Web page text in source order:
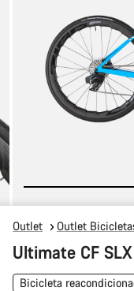
Outlet Outlet
Ultimate CF
Bicicleta